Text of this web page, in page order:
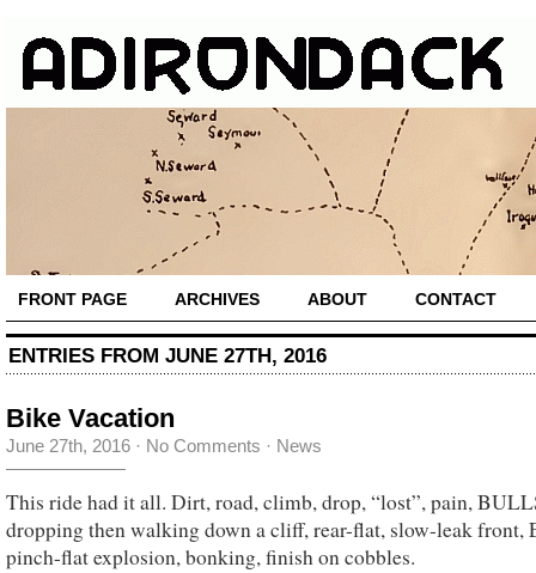
FRONT PAGE ARCHIVES ABOUT CONTACT
ENTRIES FROM JUNE 27TH, 2016
Bike Vacation
June 27th, 2016 · No Comments · News
This ride had it all. Dirt, road, climb, drop, “lost”, pain,
dropping then walking down a cliff, rear-flat, slow-leak front,
pinch-flat explosion, bonking, finish on cobbles.